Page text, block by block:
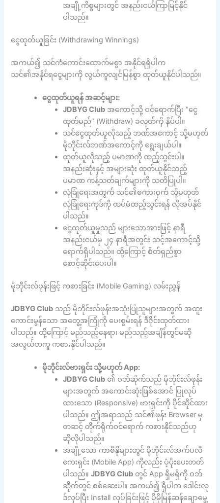
အချို့ကိစ္စများတွင် အနည်းငယ်ကြာမြင့်နိုင်
ပါသည်။
ငွေထုတ်ယူခြင်း (Withdrawing Winnings)
အကယ်၍ သင်ကံကောင်းထောက်မစွာ အနိုင်ရရှိပါက
သင်၏အနိုင်ရငွေများကို လွယ်ကူလျင်မြန်စွာ ထုတ်ယူနိုင်ပါသည်။
ငွေထုတ်ယူရန် အဆင့်များ:
JDBYG Club အကောင့်သို့ ဝင်ရောက်ပြီး “ငွေ
ထုတ်မည်” (Withdraw) ခလုတ်ကို နှိပ်ပါ။
သင်ငွေထုတ်ယူလိုသည့် ဘဏ်အကောင့် သို့မဟုတ်
မိုဘိုင်းလ်ဘဏ်အကောင့်ကို ရွေးချယ်ပါ။
ထုတ်ယူလိုသည့် ပမာဏကို ထည့်သွင်းပါ။
အနည်းဆုံးနှင့် အများဆုံး ထုတ်ယူနိုင်သည့်
ပမာဏ ကန့်သတ်ချက်များကို သတိပြုပါ။
လုံခြုံရေးအတွက် သင်၏စကားဝှက် သို့မဟုတ်
လုံခြုံရေးကုဒ်ကို ထပ်မံထည့်သွင်းရန် လိုအပ်နိုင်
ပါသည်။
ငွေထုတ်ယူမှုသည် များသောအားဖြင့် နာရီ
အနည်းငယ်မှ ၂၄ နာရီအတွင်း သင့်အကောင့်သို့
ရောက်ရှိပါသည်။ ထို့ကြောင့် စိတ်ရှည်စွာ
စောင့်ဆိုင်းပေးပါ။
မိုဘိုင်းလ်ဖုန်းဖြင့် ကစားခြင်း (Mobile Gaming) လမ်းညွှန်
JDBYG Club သည် မိုဘိုင်းလ်ဖုန်းအသုံးပြုသူများအတွက် အထူး
ကောင်းမွန်သော အတွေ့အကြုံကို ပေးစွမ်းရန် ဒီဇိုင်းထုတ်ထား
ပါသည်။ ထို့ကြောင့် မည်သည့်နေရာ၊ မည်သည့်အချိန်တွင်မဆို
အလွယ်တကူ ကစားနိုင်ပါသည်။
မိုဘိုင်းလ်ဗားရှင်း သို့မဟုတ် App:
JDBYG Club ၏ ဝဘ်ဆိုက်သည် မိုဘိုင်းလ်ဖုန်း
များအတွက် အကောင်းဆုံးဖြစ်အောင် ပြုလုပ်
ထားသော (Responsive) ဗားရှင်းကို ပိုင်ဆိုင်ထား
ပါသည်။ ဤအရာသည် သင်၏ဖုန်း Browser မှ
တဆင့် တိုက်ရိုက်ဝင်ရောက် ကစားနိုင်သည်ဟု
ဆိုလိုပါသည်။
အချို့သော ကာစီနိုများတွင် မိုဘိုင်းလ်အက်ပလီ
ကေးရှင်း (Mobile App) ကိုလည်း ပံ့ပိုးပေးတတ်
ပါသည်။JDBYG Club တွင် App ရှိမရှိကို ဝဘ်
ဆိုက်တွင် စစ်ဆေးပါ။ အကယ်၍ ရှိပါက ဒေါင်းလု
ဒ်လုပ်ပြီး Install လုပ်ခြင်းဖြင့် ပိုမိုမြန်ဆန်ချောမွေ့